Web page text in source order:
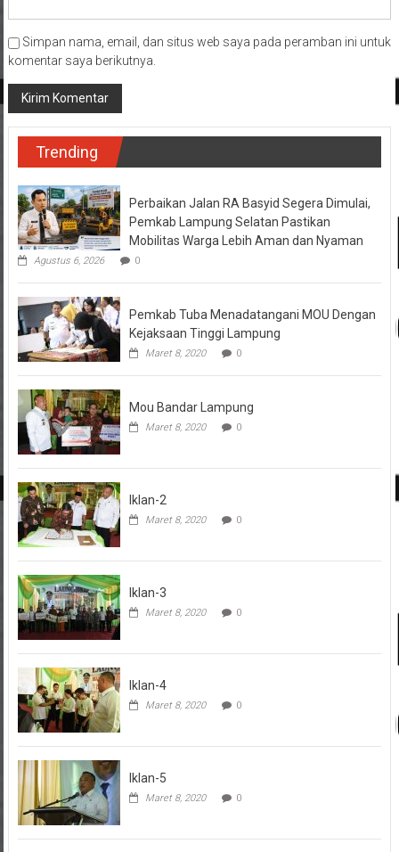
Simpan nama, email, dan situs web saya pada peramban ini untuk
komentar saya berikutnya.
Trending
Perbaikan Jalan RA Basyid Segera Dimulai,
Pemkab Lampung Selatan Pastikan
Mobilitas Warga Lebih Aman dan Nyaman
Agustus 6, 2026 0
Pemkab Tuba Menadatangani MOU Dengan
Kejaksaan Tinggi Lampung
Maret 8, 2020 0
Mou Bandar Lampung
Maret 8, 2020 0
Iklan-2
Maret 8, 2020 0
Iklan-3
Maret 8, 2020 0
Iklan-4
Maret 8, 2020 0
Iklan-5
Maret 8, 2020 0